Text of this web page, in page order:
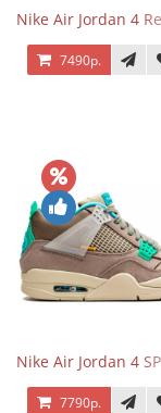
Nike Air Jordan 4
7490р.
Nike Air Jordan 4
7790р.